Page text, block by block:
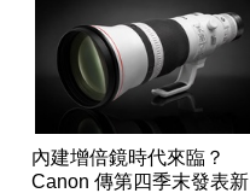
內建增倍鏡時代來臨？
Canon 傳第四季末發表新